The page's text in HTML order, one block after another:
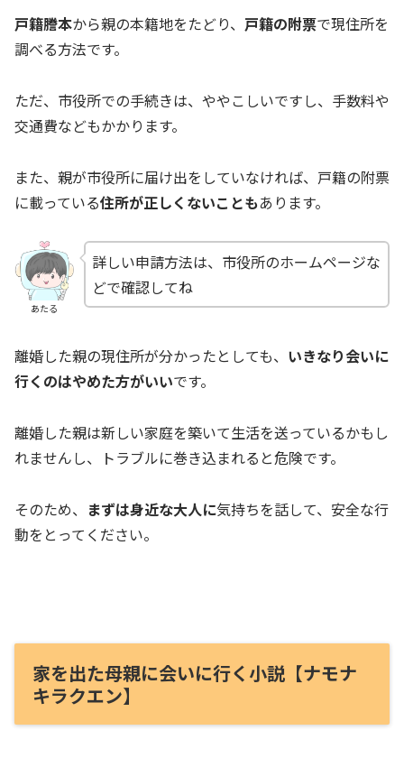
戸籍謄本から親の本籍地をたどり、 戸籍の附票で現住所を
調べる方法です。
ただ、市役所での手続きは、ややこしいですし、手数料や
交通費などもかかります。
また、親が市役所に届け出をしていなければ、戸籍の附票
に載っている住所が正しくないこともあります。
あたる
詳しい申請方法は、市役所のホームページな
どで確認してね
離婚した親の現住所が分かったとしても、 いきなり会いに
行くのはやめた方がいいです。
離婚した親は新しい家庭を築いて生活を送っているかもし
れませんし、トラブルに巻き込まれると危険です。
そのため、 まずは身近な大人に気持ちを話して、安全な行
動をとってください。
家を出た母親に会いに行く小説【ナモナ
キラクエン】